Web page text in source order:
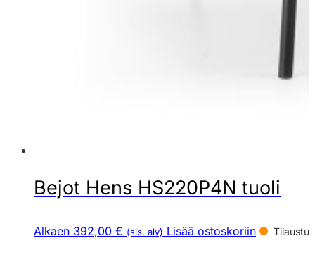
Bejot Hens HS220P4N tuoli
Alkaen 392,00 € (sis. alv) Lisää ostoskoriin